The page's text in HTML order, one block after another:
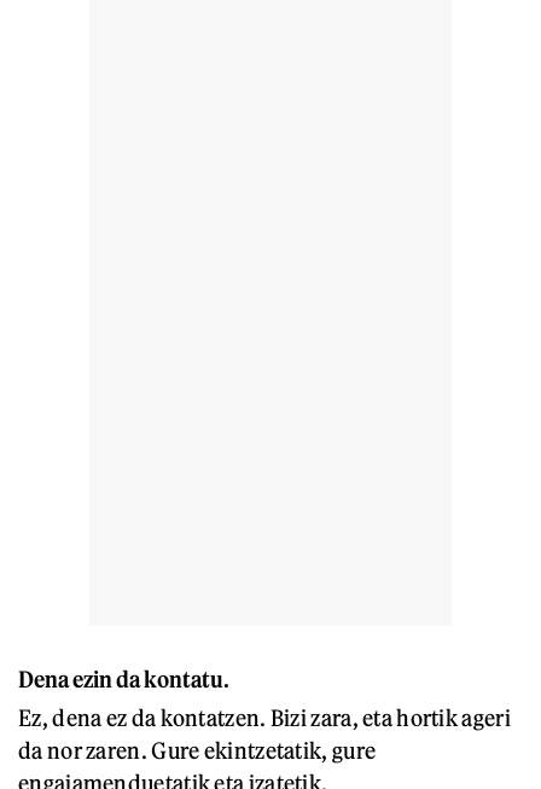
Dena ezin da kontatu.
Ez, dena ez da kontatzen. Bizi zara, eta hortik ageri
da nor zaren. Gure ekintzetatik, gure
engaiamenduetatik eta izatetik.